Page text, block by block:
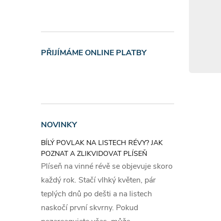
PŘIJÍMÁME ONLINE PLATBY
NOVINKY
BÍLÝ POVLAK NA LISTECH RÉVY? JAK
POZNAT A ZLIKVIDOVAT PLÍSEŇ
Plíseň na vinné révě se objevuje skoro
každý rok. Stačí vlhký květen, pár
teplých dnů po dešti a na listech
naskočí první skvrny. Pokud